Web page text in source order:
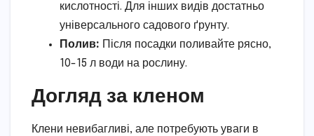
кислотності. Для інших видів достатньо
універсального садового ґрунту.
Полив: Після посадки поливайте рясно,
10-15 л води на рослину.
Догляд за кленом
Клени невибагливі, але потребують уваги в